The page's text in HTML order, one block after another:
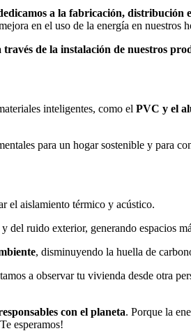
a la fabricación, distribución
en el uso de la energía en nuestros
de la instalación de nuestros
inteligentes, como el PVC y el
para un hogar sostenible y para
el aislamiento térmico y acústico.
ruido exterior, generando espacios
, disminuyendo la huella de
a observar tu vivienda desde otra
con el planeta. Porque la
esperamos!